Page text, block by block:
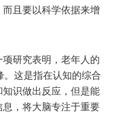
且要以科学依据来增
研究表明，老年人的
这是指在认知的综合
识做出反应，但是能
，将大脑专注于重要